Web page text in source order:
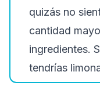
quizás no
cantidad
ingredientes.
tendrías